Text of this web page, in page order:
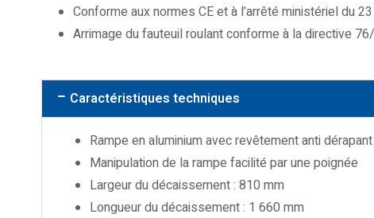
Conforme aux normes CE et à l’arrêté ministériel du
Arrimage du fauteuil roulant conforme à la directive
Caractéristiques techniques
Rampe en aluminium avec revêtement anti dérapant
Manipulation de la rampe facilité par une poignée
Largeur du décaissement : 810 mm
Longueur du décaissement : 1 660 mm